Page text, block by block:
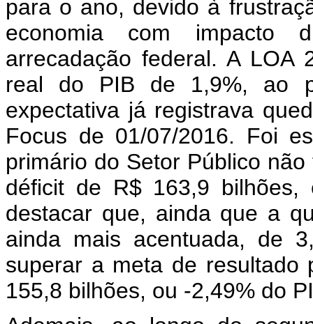
para o ano, devido à
economia com impacto
arrecadação federal. A LOA
real do PIB de 1,9%, ao
expectativa já registrava
Focus de 01/07/2016. Foi
primário do Setor Público
déficit de R$ 163,9 bilhões,
destacar que, ainda que a
ainda mais acentuada, de
superar a meta de resultado
155,8 bilhões, ou -2,49% do